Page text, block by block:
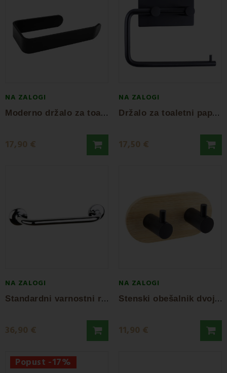
NA ZALOGI
M
oderno držalo za toaletni papir AWD
17,90 €
NA ZALOGI
D
ržalo za toaletni papir črno AWD
17,50 €
NA ZALOGI
S
tandardni varnostni ročaj AWD
36,90 €
NA ZALOGI
S
tenski obešalnik dvojni AWD
11,90 €
Popust -17%